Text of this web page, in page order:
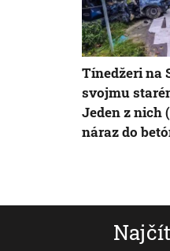
Tínedžeri na
svojmu
Jeden z nich
náraz do